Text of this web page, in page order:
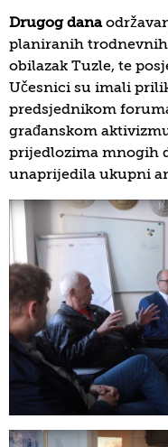
Drugog dana
planiranih
obilazak Tuzle, te
Učesnici su imali
predsjednikom
građanskom
prijedlozima mnogih
unaprijedila ukupni